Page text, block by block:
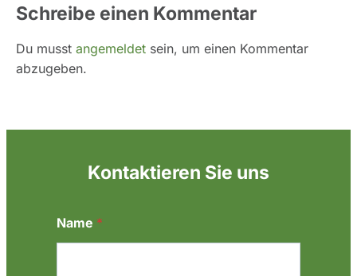
Schreibe einen Kommentar
Du musst angemeldet sein, um einen Kommentar
abzugeben.
Kontaktieren Sie uns
N
a
Name *